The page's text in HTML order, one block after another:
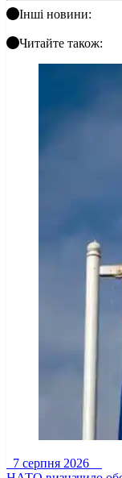
Інші новини:
Читайте також:
7 серпня 2026